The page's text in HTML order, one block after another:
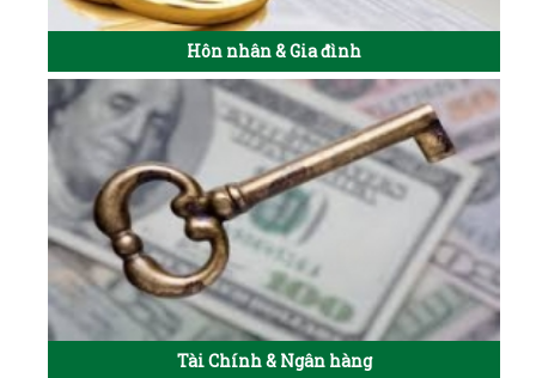
Hôn nhân & Gia đình
Tài Chính & Ngân hàng